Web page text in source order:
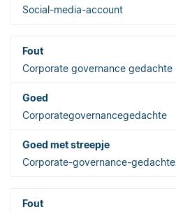
Social-media-account
Corporate governance gedachte
Corporategovernancegedachte
Corporate-governance-gedachte